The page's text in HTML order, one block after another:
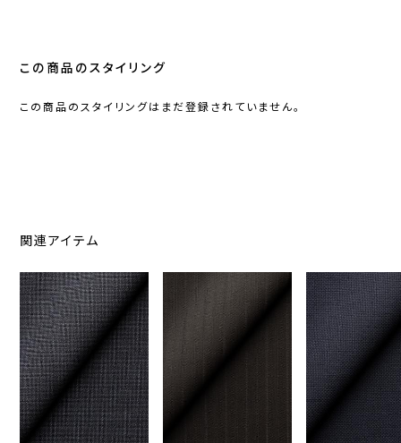
この商品のスタイリング
この商品のスタイリングはまだ登録されていません。
関連アイテム